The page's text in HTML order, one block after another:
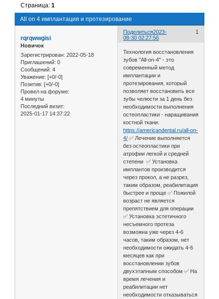
Аll on 4 имплантация и протезирование
Страница:1
Поделиться 1
2023-
08-30 02:27:56
rqrqwwgisi
Новичок
Зарегистрирован: 2022-05-18
Приглашений: 0
Сообщений: 4
Уважение: [+0/-0]
Позитив: [+0/-0]
Провел на форуме:
4 минуты
Последний визит:
2025-01-17 14:37:22
Технология восстановления
зубов "All-on-4" - это
современный метод
имплантации и
протезирования, который
позволяет восстановить все
зубы челюсти за 1 день без
необходимости выполнения
остеопластики - наращивания
костной ткани.
https://americandental.ru/all-on-
4/ ✅ Лечение выполняется
без остеопластики при
атрофии легкой и средней
степени ✅ Установка
имплантов производится
через прокол, а не разрез,
таким образом, реабилитация
быстрее и проще ✅ Пожилой
возраст не является
препятствием для операции
✅ Установка эстетичного
несъемного протеза
возможна уже через 4-6
часов, таким образом, нет
необходимости ожидать 4-6
месяцев как при
восстановлении зубов
двухэтапным способом ✅ На
время лечения и
реабилитации нет
необходимости отказываться